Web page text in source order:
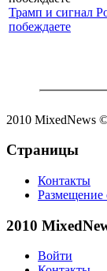
Трамп и сигнал
побеждаете
2010 MixedNews
Страницы
Контакты
Размещение
2010
Войти